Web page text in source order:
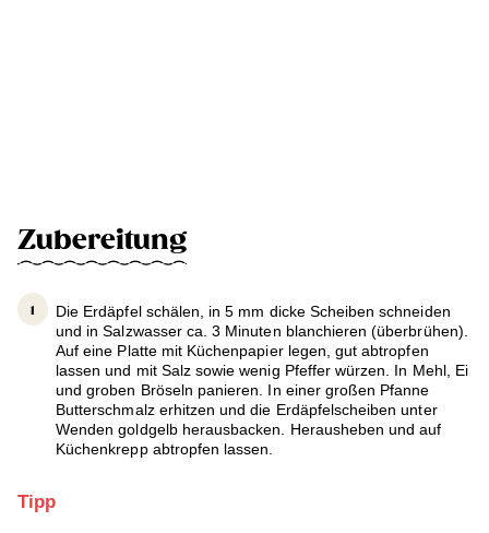
Zubereitung
Die Erdäpfel schälen, in 5 mm dicke Scheiben schneiden
und in Salzwasser ca. 3 Minuten blanchieren (überbrühen).
Auf eine Platte mit Küchenpapier legen, gut abtropfen
lassen und mit Salz sowie wenig Pfeffer würzen. In Mehl, Ei
und groben Bröseln panieren. In einer großen Pfanne
Butterschmalz erhitzen und die Erdäpfelscheiben unter
Wenden goldgelb herausbacken. Herausheben und auf
Küchenkrepp abtropfen lassen.
Tipp